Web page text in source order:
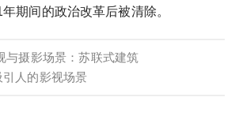
期间的政治改革后被清除。
与摄影场景：苏联式建筑
人的影视场景